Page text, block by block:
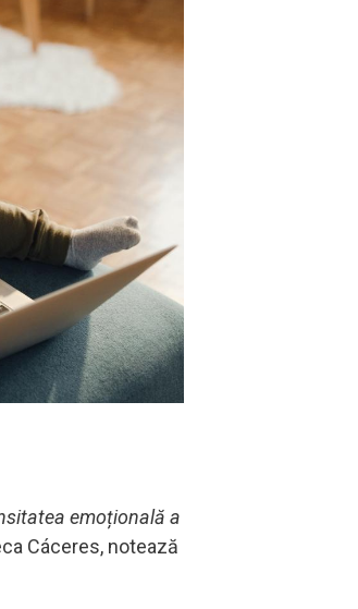
emoțională a
Cáceres, notează